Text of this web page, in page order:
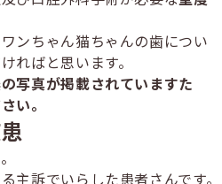
ンちゃん猫ちゃんの歯につい
ればと思います。
写真が掲載されていますた
い。
主訴でいらした患者さんです。